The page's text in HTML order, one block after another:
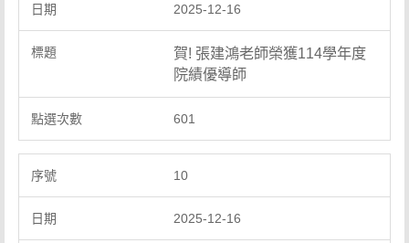
2025-12-16
賀! 張建鴻老師榮獲114學年度
院績優導師
601
10
2025-12-16